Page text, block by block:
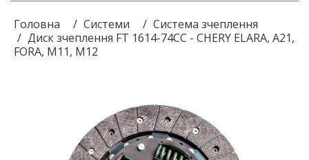
Головна Системи
Система зчеплення
Диск зчеплення FT 1614-74CC - CHERY ELARA, A21,
FORA, M11, M12